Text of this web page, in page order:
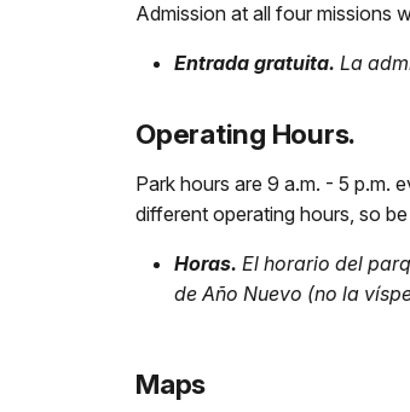
Admission at all four missions
Entrada gratuita. La
Operating Hours.
Park hours are 9 a.m. - 5 p.m.
different operating hours, so
Horas. El horario del
de Año Nuevo (no la
Maps